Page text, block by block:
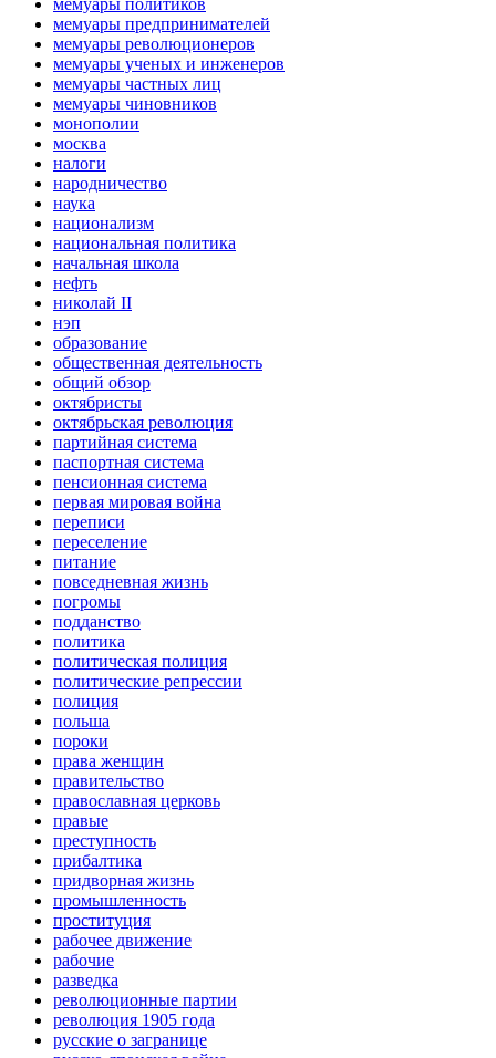
мемуары политиков
мемуары предпринимателей
мемуары революционеров
мемуары ученых и инженеров
мемуары частных лиц
мемуары чиновников
монополии
москва
налоги
народничество
наука
национализм
национальная политика
начальная школа
нефть
николай II
нэп
образование
общественная деятельность
общий обзор
октябристы
октябрьская революция
партийная система
паспортная система
пенсионная система
первая мировая война
переписи
переселение
питание
повседневная жизнь
погромы
подданство
политика
политическая полиция
политические репрессии
полиция
польша
пороки
права женщин
правительство
православная церковь
правые
преступность
прибалтика
придворная жизнь
промышленность
проституция
рабочее движение
рабочие
разведка
революционные партии
революция 1905 года
русские о загранице